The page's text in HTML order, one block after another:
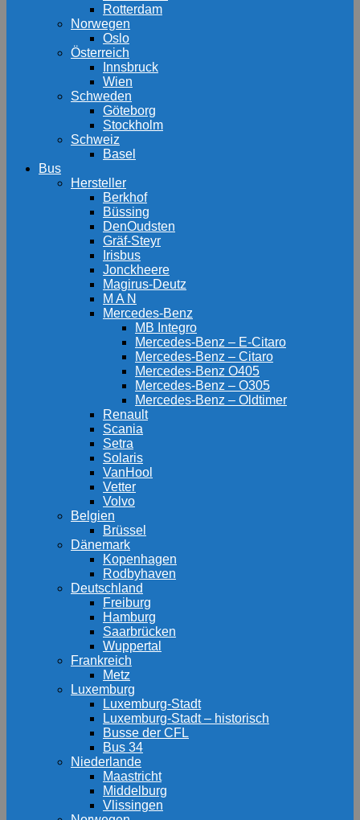
Rotterdam
Norwegen
Oslo
Österreich
Innsbruck
Wien
Schweden
Göteborg
Stockholm
Schweiz
Basel
Bus
Hersteller
Berkhof
Büssing
DenOudsten
Gräf-Steyr
Irisbus
Jonckheere
Magirus-Deutz
M A N
Mercedes-Benz
MB Integro
Mercedes-Benz – E-Citaro
Mercedes-Benz – Citaro
Mercedes-Benz O405
Mercedes-Benz – O305
Mercedes-Benz – Oldtimer
Renault
Scania
Setra
Solaris
VanHool
Vetter
Volvo
Belgien
Brüssel
Dänemark
Kopenhagen
Rodbyhaven
Deutschland
Freiburg
Hamburg
Saarbrücken
Wuppertal
Frankreich
Metz
Luxemburg
Luxemburg-Stadt
Luxemburg-Stadt – historisch
Busse der CFL
Bus 34
Niederlande
Maastricht
Middelburg
Vlissingen